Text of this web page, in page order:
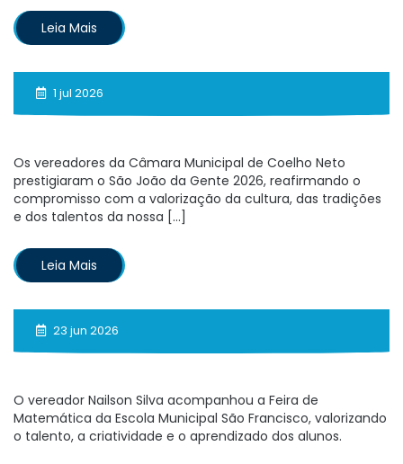
Leia Mais
1 jul 2026
Os vereadores da Câmara Municipal de Coelho Neto
prestigiaram o São João da Gente 2026, reafirmando o
compromisso com a valorização da cultura, das tradições
e dos talentos da nossa […]
Leia Mais
23 jun 2026
O vereador Nailson Silva acompanhou a Feira de
Matemática da Escola Municipal São Francisco, valorizando
o talento, a criatividade e o aprendizado dos alunos.